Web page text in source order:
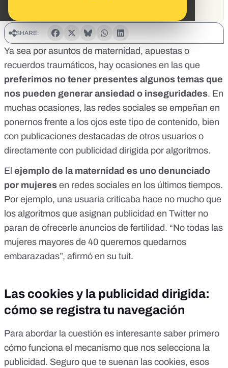
SHARE:
Ya sea por asuntos de maternidad, apuestas o
recuerdos traumáticos, hay ocasiones en las que
preferimos no tener presentes algunos temas que
nos pueden generar ansiedad o inseguridades. En
muchas ocasiones, las redes sociales se empeñan en
ponernos frente a los ojos este tipo de contenido, bien
con publicaciones destacadas de otros usuarios o
directamente con publicidad dirigida por algoritmos.
El ejemplo de la maternidad es uno denunciado
por mujeres en redes sociales en los últimos tiempos.
Por ejemplo, una usuaria criticaba hace no mucho que
los algoritmos que asignan publicidad en Twitter no
paran de ofrecerle anuncios de fertilidad. “No todas las
mujeres mayores de 40 queremos quedarnos
embarazadas”, afirmó en su tuit.
Las cookies y la publicidad dirigida:
cómo se registra tu navegación
Para abordar la cuestión es interesante saber primero
cómo funciona el mecanismo que nos selecciona la
publicidad. Seguro que te suenan las cookies, esos